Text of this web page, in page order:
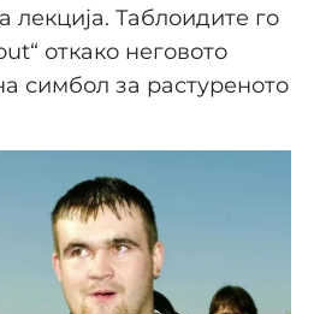
лекција. Таблоидите го
откако неговото
симбол за растуреното